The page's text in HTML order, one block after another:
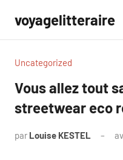
contenu
voyagelitteraire
Uncategorized
Vous allez tout
streetwear eco
par Louise KESTEL